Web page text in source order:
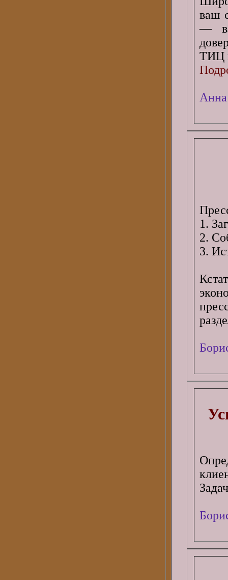
ваш
—
ТИЦ
1.
2.
3.